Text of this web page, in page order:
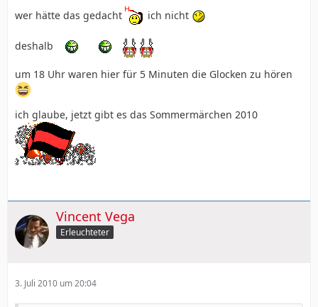
wer hätte das gedacht ich nicht
deshalb
um 18 Uhr waren hier für 5 Minuten die Glocken zu hören
ich glaube, jetzt gibt es das Sommermärchen 2010
Vincent Vega
Erleuchteter
3. Juli 2010 um 20:04